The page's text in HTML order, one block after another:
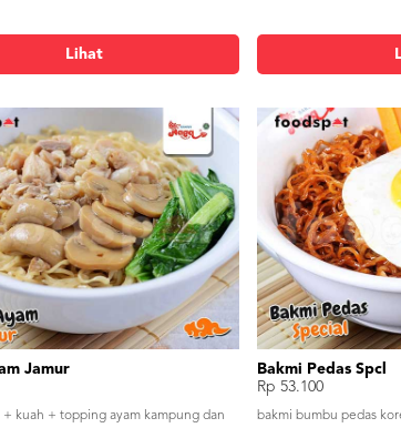
Lihat
Jamur
+ kuah + topping ayam kampung dan
Bakmi Pedas Spcl
Rp 53.100
bakmi bumbu pedas